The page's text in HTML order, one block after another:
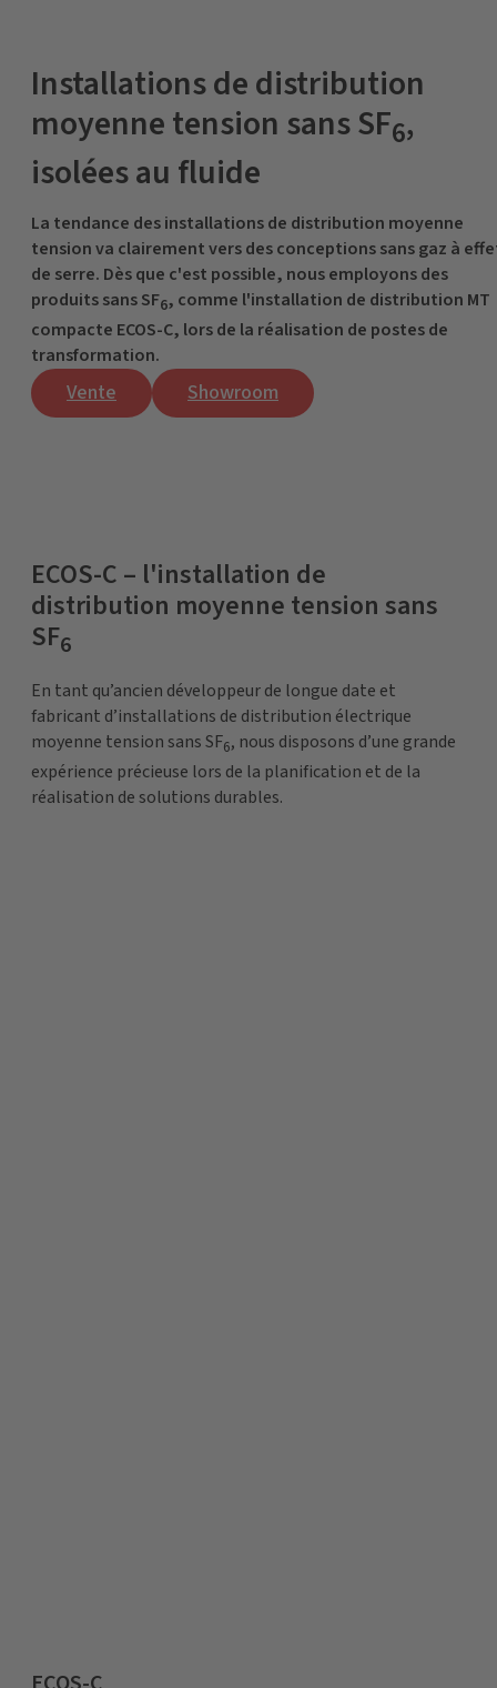
Installations de distribution
moyenne tension sans SF6,
isolées au fluide
La tendance des installations de distribution moyenne
tension va clairement vers des conceptions sans gaz à
de serre. Dès que c'est possible, nous employons des
produits sans SF6, comme l'installation de distribution MT
compacte ECOS-C, lors de la réalisation de postes de
transformation.
Vente Showroom
ECOS-C – l'installation de
distribution moyenne tension sans
SF6
En tant qu’ancien développeur de longue date et
fabricant d’installations de distribution électrique
moyenne tension sans SF6, nous disposons d’une grande
expérience précieuse lors de la planification et de la
réalisation de solutions durables.